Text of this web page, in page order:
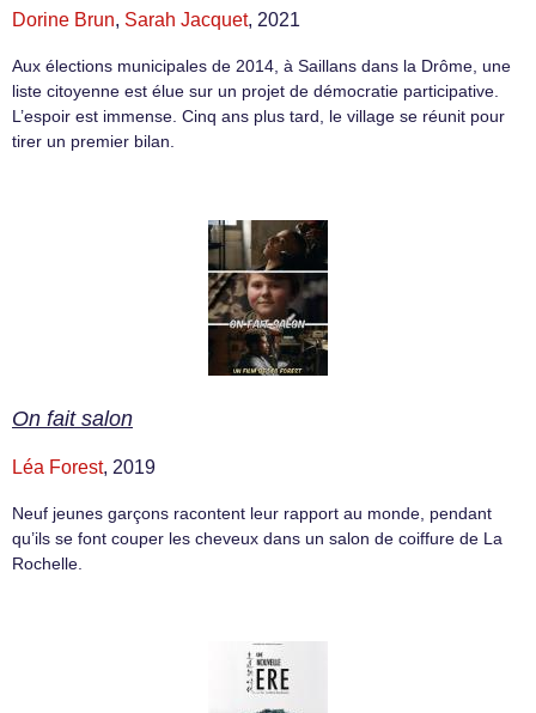
Dorine Brun, Sarah Jacquet, 2021
Aux élections municipales de 2014, à Saillans dans la Drôme, une
liste citoyenne est élue sur un projet de démocratie participative.
L’espoir est immense. Cinq ans plus tard, le village se réunit pour
tirer un premier bilan.
On fait salon
Léa Forest, 2019
Neuf jeunes garçons racontent leur rapport au monde, pendant
qu’ils se font couper les cheveux dans un salon de coiffure de La
Rochelle.